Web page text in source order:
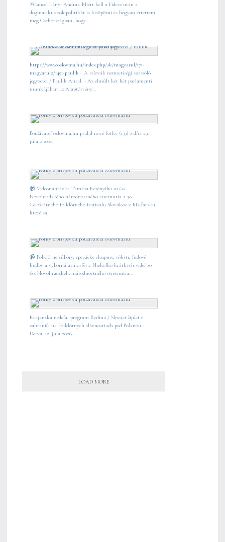
⚡️Cancel Lányi András: Miért kell a Fidesz után a
dogmatikus zöldpolitikát is kisöpörni és hogyan értettem
meg Csehországban, hogy...
https://www.oslovma.hu/index.php/sk/magyarul/171-
magyarul2/1491-paulik - A szlovák nemzetiségi szószóló
jegyzetei / Paulik Antal: - Az elmúlt két hét parlamenti
munkájában az Alaptörvény...
Používateľ oslovma.hu pridal nové fotky (133) z dňa 29.
júla o 2:00.
📹 Videonahrávka Tamása Kerényiho zo 60.
Novohradského národnostného stretnutia a 30.
Celoštátneho folklórneho festivalu Slovákov v Maďarsku,
ktoré sa...
📹 Folklórne súbory, spevácke skupiny, sólisti, ľudové
hudby a výborná atmosféra. Niekoľko krátkych videí zo
60. Novohradského národnostného stretnutia...
Krajanská nedeľa, program Rodina / Slováci žijúci v
zahraničí na Folklórnych slávnostiach pod Poľanou -
Detva, 12. júla 2026...
LOAD MORE